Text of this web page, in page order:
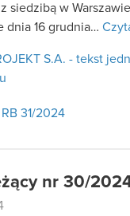
siedzibą w Warszawie
dnia 16 grudnia…
S.A. - tekst
RB 31/2024
nr 30/